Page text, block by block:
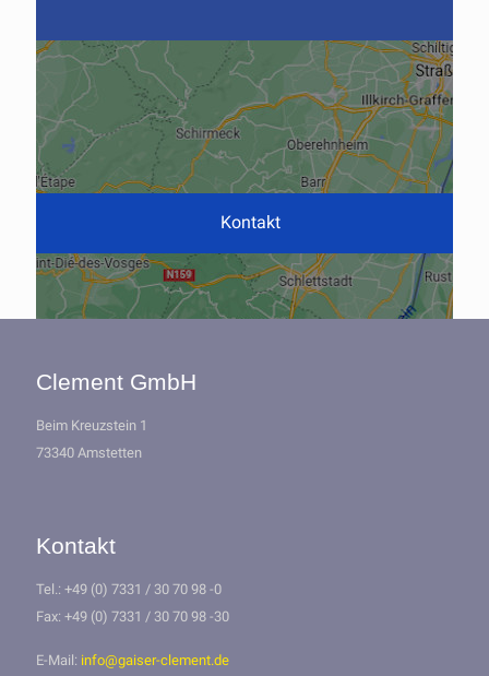
Kontakt
Clement GmbH
Beim Kreuzstein 1
73340 Amstetten
Kontakt
Tel.: +49 (0) 7331 / 30 70 98 -0
Fax: +49 (0) 7331 / 30 70 98 -30
E-Mail: info@gaiser-clement.de